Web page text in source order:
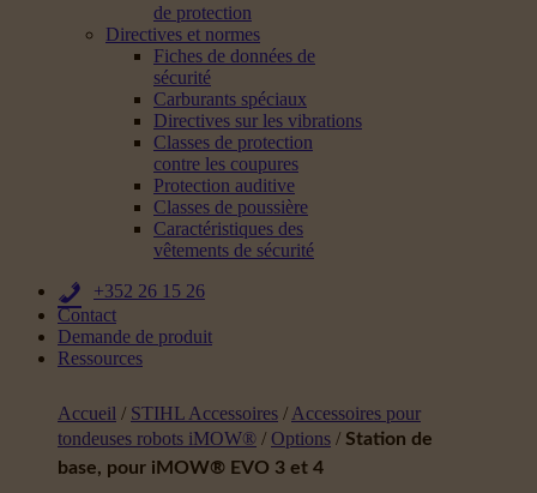
de protection
Directives et normes
Fiches de données de
sécurité
Carburants spéciaux
Directives sur les vibrations
Classes de protection
contre les coupures
Protection auditive
Classes de poussière
Caractéristiques des
vêtements de sécurité
+352 26 15 26
Contact
Demande de produit
Ressources
Accueil / STIHL Accessoires / Accessoires pour
tondeuses robots iMOW® / Options / Station de
base, pour iMOW® EVO 3 et 4